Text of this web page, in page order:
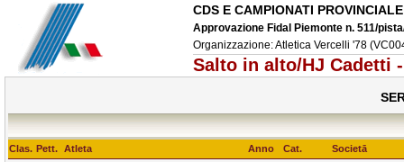
CDS E CAMPIONATI
Approvazione Fidal Piemonte n. 511/
Organizzazione: Atletica Vercelli '78
Salto in alto/HJ Cadetti -
Clas. Pett. Atleta Anno Cat. Societā